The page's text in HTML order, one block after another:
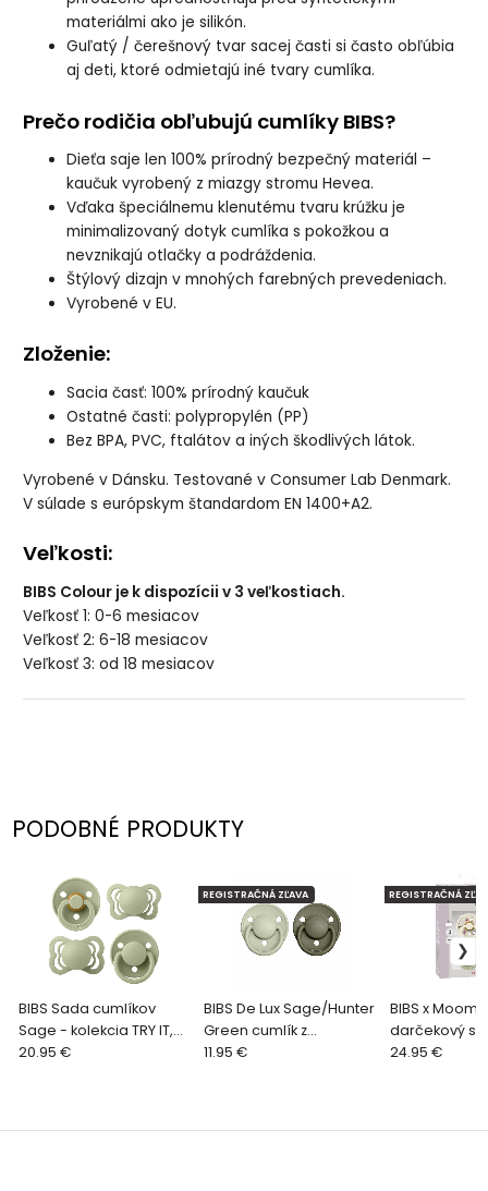
materiálmi ako je silikón.
Guľatý / čerešnový tvar sacej časti si často obľúbia
aj deti, ktoré odmietajú iné tvary cumlíka.
Prečo rodičia obľubujú cumlíky BIBS?
Dieťa saje len 100% prírodný bezpečný materiál –
kaučuk vyrobený z miazgy stromu Hevea.
Vďaka špeciálnemu klenutému tvaru krúžku je
minimalizovaný dotyk cumlíka s pokožkou a
nevznikajú otlačky a podráždenia.
Štýlový dizajn v mnohých farebných prevedeniach.
Vyrobené v EU.
Zloženie:
Sacia časť: 100% prírodný kaučuk
Ostatné časti: polypropylén (PP)
Bez BPA, PVC, ftalátov a iných škodlivých látok.
Vyrobené v Dánsku. Testované v Consumer Lab Denmark.
V súlade s európskym štandardom EN 1400+A2.
Veľkosti:
BIBS Colour je k dispozícii v 3 veľkostiach.
Veľkosť 1: 0-6 mesiacov
Veľkosť 2: 6-18 mesiacov
Veľkosť 3: od 18 mesiacov
PODOBNÉ PRODUKTY
BIBS Sada cumlíkov
Sage - kolekcia TRY IT,
veľkosť 1
20.95 €
BIBS De Lux Sage/Hunter
Green cumlík z
prírodného kaučuku 2ks,
REGISTRAČNÁ ZĽAVA
11.95 €
BIBS x
darčekový
Ivory/Sage
REGISTRAČNÁ
24.95 €